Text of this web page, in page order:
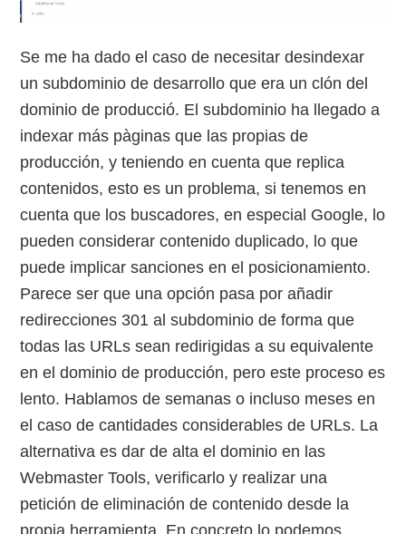
Se me ha dado el caso de necesitar desindexar
un subdominio de desarrollo que era un clón del
dominio de producció. El subdominio ha llegado a
indexar más pàginas que las propias de
producción, y teniendo en cuenta que replica
contenidos, esto es un problema, si tenemos en
cuenta que los buscadores, en especial Google, lo
pueden considerar contenido duplicado, lo que
puede implicar sanciones en el posicionamiento.
Parece ser que una opción pasa por añadir
redirecciones 301 al subdominio de forma que
todas las URLs sean redirigidas a su equivalente
en el dominio de producción, pero este proceso es
lento. Hablamos de semanas o incluso meses en
el caso de cantidades considerables de URLs. La
alternativa es dar de alta el dominio en las
Webmaster Tools, verificarlo y realizar una
petición de eliminación de contenido desde la